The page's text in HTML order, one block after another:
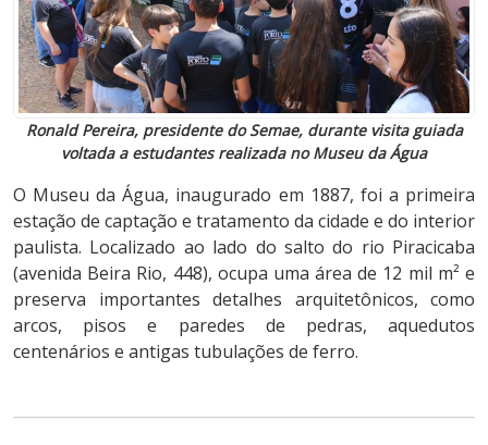
Ronald Pereira, presidente do Semae, durante visita guiada
voltada a estudantes realizada no Museu da Água
O Museu da Água, inaugurado em 1887, foi a primeira
estação de captação e tratamento da cidade e do interior
paulista. Localizado ao lado do salto do rio Piracicaba
(avenida Beira Rio, 448), ocupa uma área de 12 mil m² e
preserva importantes detalhes arquitetônicos, como
arcos, pisos e paredes de pedras, aquedutos
centenários e antigas tubulações de ferro.